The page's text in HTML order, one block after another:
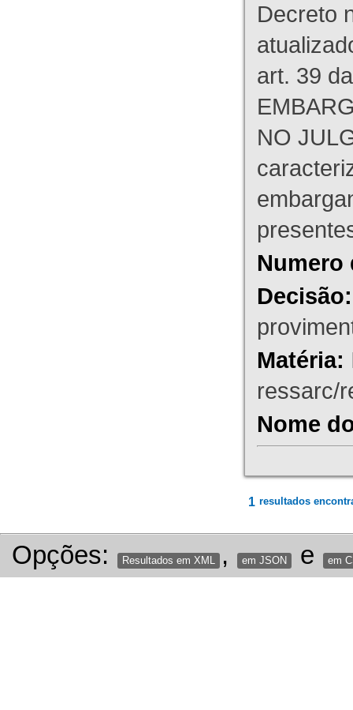
Decreto
art. 39
NO
Numero
Decisão:
Matéria:
ressarc/
Nome
1 resultados
Opções: Resultados em XML , em JSON e em